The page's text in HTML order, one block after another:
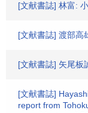
[文献書誌] 林富:
[文献書誌] 渡部高
[文献書誌] 矢尾板
[文献書誌]
report from